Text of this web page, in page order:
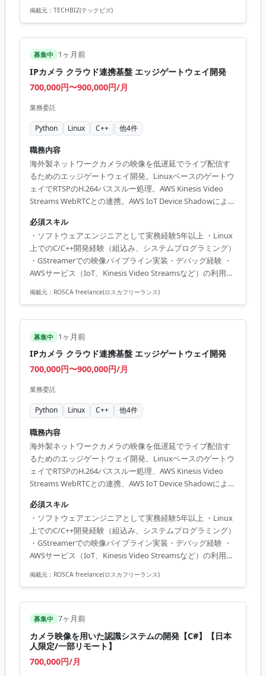
GitHub、Confluence インフラ環境：AWS、Doc...
掲載元： TECHBIZ(テックビズ)
募集中 1ヶ月前
IPカメラ クラウド連携基盤 エッジゲートウェイ開発
700,000円〜900,000円/月
業務委託
Python Linux C++ 他4件
職務内容
海外製ネットワークカメラの映像を低遅延でライブ配信す
るためのエッジゲートウェイ開発。Linuxベースのゲートウ
ェイでRTSPのH.264パススルー処理。AWS Kinesis Video
Streams WebRTCとの連携。AWS IoT Device Shadowによる
ウド転送。HTTP Digest認証によるカメラ制御APIクライア
ント実装。設計ドキュメント・運用手順の整備と実機検
証。
必須スキル
・ソフトウェアエンジニアとして実務経験5年以上 ・Linux
上でのC/C++開発経験（組込み、システムプログラミング）
・GStreamerでの映像パイプライン実装・デバッグ経験 ・
AWSサービス（IoT、Kinesis Video Streamsなど）の利用経
RTSP・H.264/H.265映像ストリーミング知識 ・ARM クロス
HTTP/REST/Digest認証の理解 ・GoogleTest / GoogleMock
による単体テスト経験 ・Gitを用いたチーム開発経験（PRレ
ビュー含む） ・英語技術文書の...
掲載元： ROSCA freelance(ロスカフリーランス)
募集中 1ヶ月前
IPカメラ クラウド連携基盤 エッジゲートウェイ開発
700,000円〜900,000円/月
業務委託
Python Linux C++ 他4件
職務内容
海外製ネットワークカメラの映像を低遅延でライブ配信す
るためのエッジゲートウェイ開発。Linuxベースのゲートウ
ェイでRTSPのH.264パススルー処理、AWS Kinesis Video
Streams WebRTCとの連携、AWS IoT Device Shadowによる
ウド転送、HTTP Digest認証によるカメラ制御APIクライア
ント実装、設計ドキュメント・運用手順の整備と実機検
証。
必須スキル
・ソフトウェアエンジニアとして実務経験5年以上 ・Linux
上でのC/C++開発経験（組込み、システムプログラミング）
・GStreamerでの映像パイプライン実装・デバッグ経験 ・
AWSサービス（IoT、Kinesis Video Streamsなど）の利用経
RTSP・H.264/H.265映像ストリーミング知識 ・ARM クロス
HTTP/REST/Digest認証の理解 ・GoogleTest / GoogleMock
による単体テスト経験 ・Gitを用いたチーム開発経験（PRレ
ビュー含む） ・英語技術文書の...
掲載元： ROSCA freelance(ロスカフリーランス)
募集中 7ヶ月前
カメラ映像を用いた認識システムの開発【C#】【日本
人限定/一部リモート】
700,000円/月